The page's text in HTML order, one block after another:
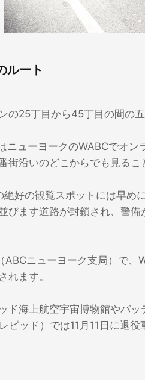
ルート
の25丁目から45丁目の間の
ニューヨークのWABCでオ
街沿いのどこからでも見るこ
絶好の観覧スポットには早め
びます道路が封鎖され、警
ABCニューヨーク支局）で
れます。
ド海上航空宇宙博物館やバ
ピッド）では11月11日に退